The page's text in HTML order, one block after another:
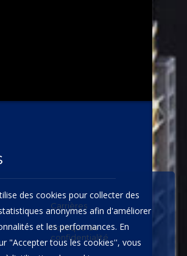
Carrières
Politique de
confidentialité
des cookies pour collecter des
anonymes afin d'améliorer
et les performances. En
"Accepter tous les cookies'', vous